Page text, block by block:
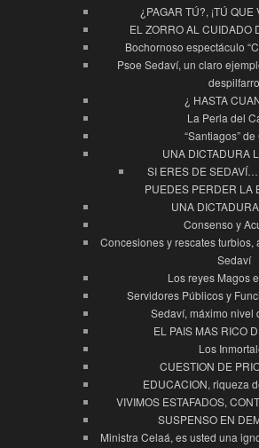
¿PAGAR TÚ?, ¡TÚ QUE
EL ZORRO AL CUIDADO
Bochornoso espectáculo
Psoe Sedaví, un claro
despilfarro
¿ HASTA
La Perla del
“Santiagos”
UNA DICTADURA
SI ERES DE
PUEDES PERDER LA
UNA
Consenso y
Concesiones y rescates turbios,
Sedaví
Los reyes Magos
Servidores Públicos y
Sedaví, máximo nivel
EL PAIS MAS RICO
Los
CUESTION DE
EDUCACION, riqueza
VIVIMOS ESTAFADOS,
SUSPENSO EN
Ministra Celaá, es usted una